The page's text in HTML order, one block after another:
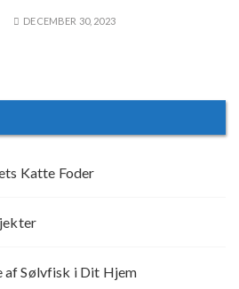
DECEMBER 30, 2023
Katte Foder
Sølvfisk i Dit Hjem